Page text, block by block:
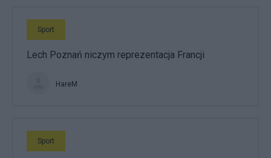
Sport
Lech Poznań niczym reprezentacja Francji
HareM
Sport